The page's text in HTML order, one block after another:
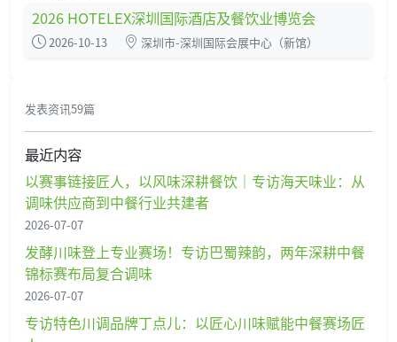
2026 HOTELEX深圳国际酒店及餐饮业博览会
2026-10-13 深圳市-深圳国际会展中心（新馆）
发表资讯59篇
最近内容
以赛事链接匠人，以风味深耕餐饮｜专访海天味业：从
调味供应商到中餐行业共建者
2026-07-07
发酵川味登上专业赛场！专访巴蜀辣韵，两年深耕中餐
锦标赛布局复合调味
2026-07-07
专访特色川调品牌丁点儿：以匠心川味赋能中餐赛场匠